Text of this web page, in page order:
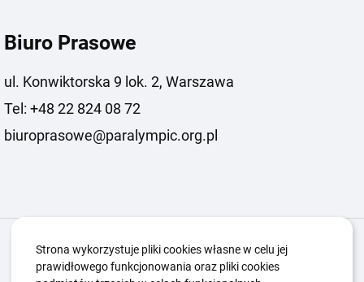
Biuro Prasowe
ul. Konwiktorska 9 lok. 2, Warszawa
Tel: +48 22 824 08 72
biuroprasowe@paralympic.org.pl
Igrzyska Paralimpijskie O nas
Kwalifikacje ZSK
Kluby Aktualności
Strona wykorzystuje pliki cookies własne w celu jej
prawidłowego funkcjonowania oraz pliki cookies